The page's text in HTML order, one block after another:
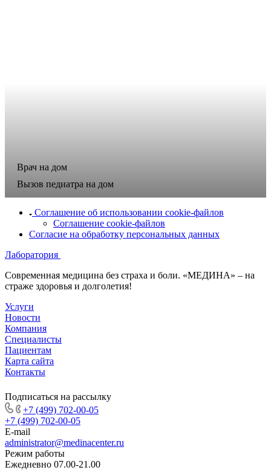
Врач на дом
Вызов педиатра на дом
Соглашение об использовании cookie-файлов
Соглашение cookie-файлов
Согласие на обработку персональных данных
Лаборатория
Современная медицина без страха и боли. «МЕДИНА» – на
страже здоровья и долголетия!
Услуги
Новости
Компания
Специалисты
Пациентам
Карта сайта
Контакты
Подписаться на рассылку
+7 (499) 702-00-05
+7 (499) 702-00-05
E-mail
administrator@medinacenter.ru
Режим работы
Ежедневно 07.00-21.00